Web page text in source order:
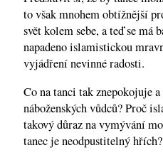
to však mnohem obtížnější
svět kolem sebe, a teď se má
napadeno islamistickou
vyjádření nevinné radosti.
Co na tanci tak znepokojuje
náboženských vůdců? Proč
takový důraz na vymývání
tanec je neodpustitelný hřích?